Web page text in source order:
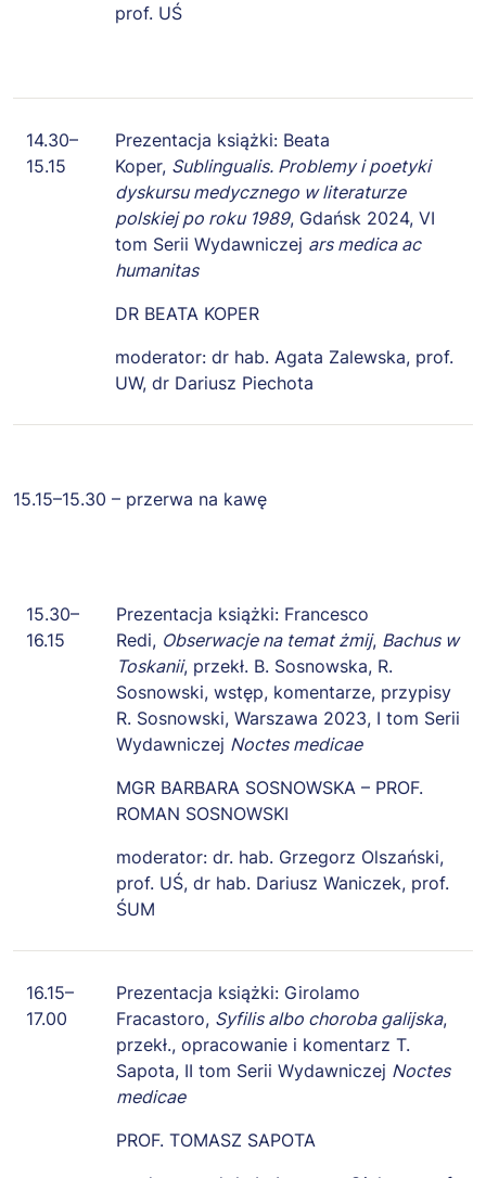
prof. UŚ
14.30–
15.15
Prezentacja książki: Beata
Koper, Sublingualis. Problemy i poetyki
dyskursu medycznego w literaturze
polskiej po roku 1989, Gdańsk 2024, VI
tom Serii Wydawniczej ars medica ac
humanitas
DR BEATA KOPER
moderator: dr hab. Agata Zalewska, prof.
UW, dr Dariusz Piechota
15.15–15.30 – przerwa na kawę
15.30–
16.15
Prezentacja książki: Francesco
Redi, Obserwacje na temat żmij, Bachus w
Toskanii, przekł. B. Sosnowska, R.
Sosnowski, wstęp, komentarze, przypisy
R. Sosnowski, Warszawa 2023, I tom Serii
Wydawniczej Noctes medicae
MGR BARBARA SOSNOWSKA – PROF.
ROMAN SOSNOWSKI
moderator: dr. hab. Grzegorz Olszański,
prof. UŚ, dr hab. Dariusz Waniczek, prof.
ŚUM
16.15–
17.00
Prezentacja książki: Girolamo
Fracastoro, Syfilis albo choroba galijska,
przekł., opracowanie i komentarz T.
Sapota, II tom Serii Wydawniczej Noctes
medicae
PROF. TOMASZ SAPOTA